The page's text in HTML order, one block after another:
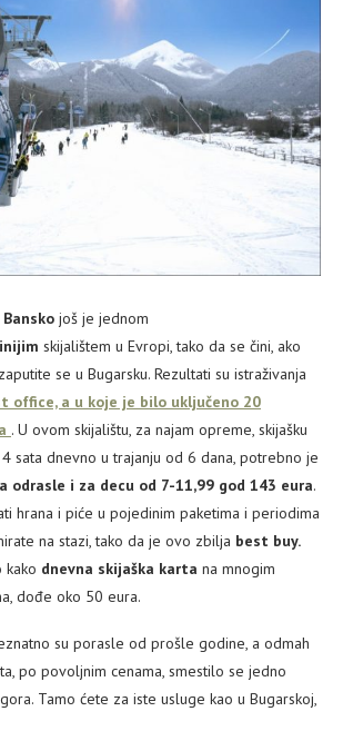
još je jednom
skijalištem u Evropi, tako da se čini, ako
se u Bugarsku. Rezultati su istraživanja
office, a u koje je bilo uključeno 20
. U ovom skijalištu, za najam opreme, skijašku
sata dnevno u trajanju od 6 dana, potrebno je
odrasle i za decu od 7-11,99 god 143 eura.
hrana i piće u pojedinim paketima i periodima
na stazi, tako da je ovo zbilja best buy.
kako dnevna skijaška karta na mnogim
dođe oko 50 eura.
su porasle od prošle godine, a odmah
po povoljnim cenama, smestilo se jedno
Tamo ćete za iste usluge kao u Bugarskoj,